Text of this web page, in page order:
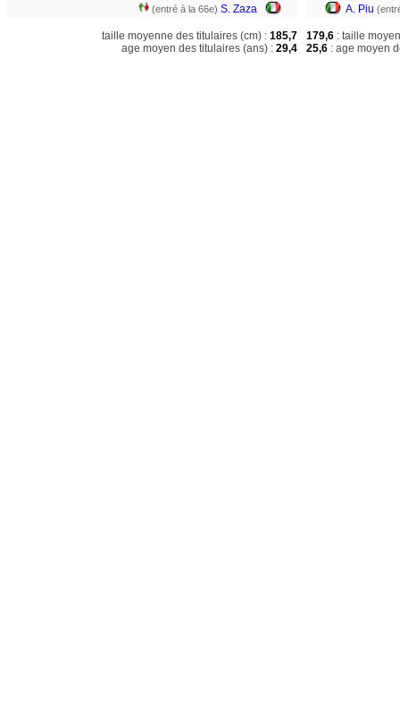
(entré à la 66e) S. Zaza
taille moyenne des titulaires (cm) : 185,7
age moyen des titulaires (ans) : 29,4
A. Piu
179,6 : taille
25,6 : age moyen